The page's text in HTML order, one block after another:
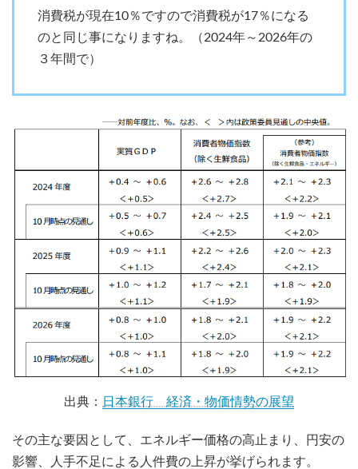
消費税が現在10％ですので消費税が17％になる
のと同じ事になりますね。（2024年～2026年の
３年間で）
出典： 日本銀行 経済・物価情勢の展望
その主な要因として、エネルギー価格の高止まり、円安の
影響、人手不足による人件費の上昇が挙げられます。